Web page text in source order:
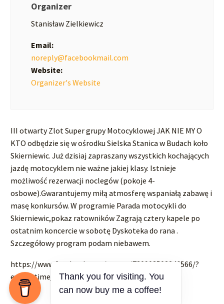
Organizer
Stanisław Zielkiewicz
Email:
noreply@facebookmail.com
Website:
Organizer's Website
III otwarty Zlot Super grupy Motocyklowej JAK NIE MY O
KTO odbędzie się w ośrodku Sielska Stanica w Budach koło
Skierniewic. Już dzisiaj zapraszany wszystkich kochających
jazdę motocyklem nie ważne jakiej klasy. Istnieje
możliwość rezerwacji noclegów (pokoje 4-
osbowe).Gwarantujemy miłą atmosferę wspaniałą zabawę i
masę konkursów. W programie Parada motocykli do
Skierniewic,pokaz ratowników Zagrają cztery kapele po
ostatnim koncercie w sobotę Dyskoteka do rana .
Szczegółowy program podam niebawem.
https://www.facebook.com/events/730903502246566/?
event_time_id=730903515579898
Thank you for visiting. You
can now buy me a coffee!